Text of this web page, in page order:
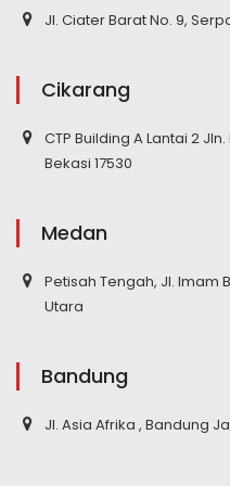
Jl. Ciater Barat No. 9,
Cikarang
CTP Building A Lantai 2
Bekasi 17530
Medan
Petisah Tengah, Jl. Imam
Utara
Bandung
Jl. Asia Afrika , Bandung